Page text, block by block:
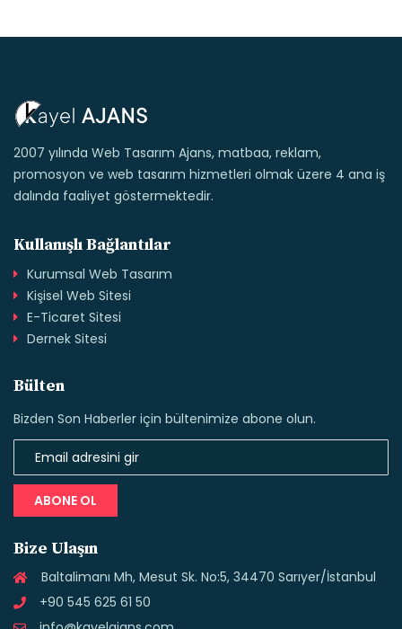
2007 yılında Web Tasarım Ajans, matbaa, reklam,
promosyon ve web tasarım hizmetleri olmak üzere 4 ana iş
dalında faaliyet göstermektedir.
Kullanışlı Bağlantılar
Kurumsal Web Tasarım
Kişisel Web Sitesi
E-Ticaret Sitesi
Dernek Sitesi
Bülten
Bizden Son Haberler için bültenimize abone olun.
ABONE OL
Bize Ulaşın
Baltalimanı Mh, Mesut Sk. No:5, 34470 Sarıyer/İstanbul
+90 545 625 61 50